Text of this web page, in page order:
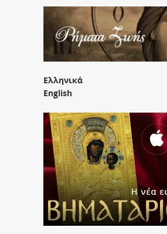
Ελληνικά
English